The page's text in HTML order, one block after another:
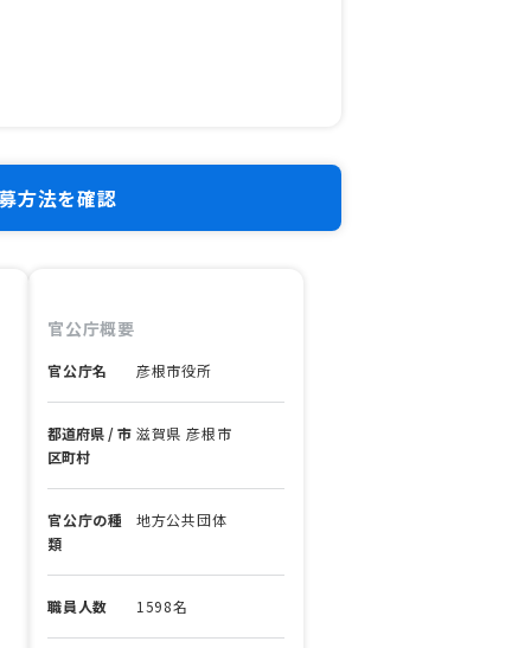
方法を確認
官公庁概要
官公庁名 彦根市役所
都道府県 / 市
区町村
滋賀県 彦根市
官公庁の種
類
地方公共団体
職員人数 1598名